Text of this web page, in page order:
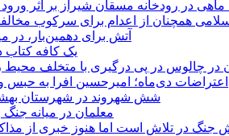
همچنان از اعدام برای سرکوب
آتش برای دهمین‌بار، در
یک کافه
در چالوس در پی درگیری با متخلف
اعتراضات دی‌ماه؛ امیرحسین افرا به
شش شهروند در شهرستان
معلمان در میانه
در تلاش است اما هنوز خبری از